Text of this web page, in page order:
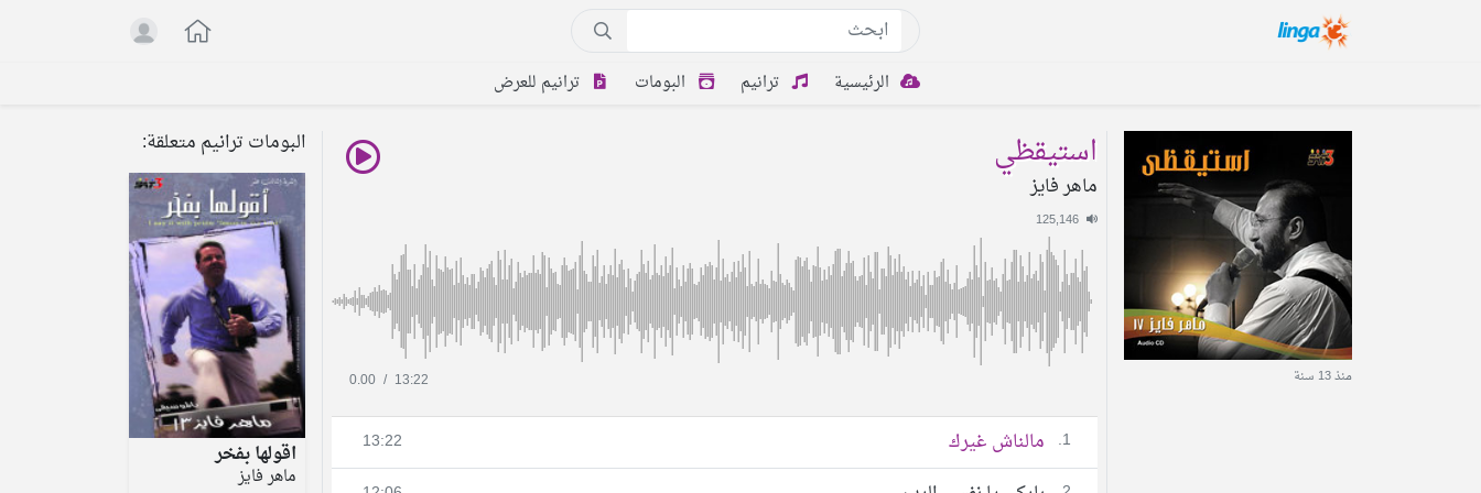
الرئيسية ترانيم البومات ترانيم للعرض
منذ 13 سنة
استيقظي
ماهر فايز
125,146
0.00 / 13:22
1. مالناش غيرك
13:22
البومات ترانيم متعلقة:
اقولها بفخر
ماهر فايز